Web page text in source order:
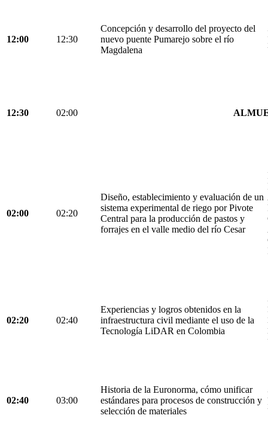
12:00 12:30
Concepción y desarrollo del proyecto del
nuevo puente Pumarejo sobre el río
Magdalena
12:30 02:00
02:00 02:20
Diseño, establecimiento y evaluación de un
sistema experimental de riego por Pivote
Central para la producción de pastos y
forrajes en el valle medio del río Cesar
02:20 02:40
Experiencias y logros obtenidos en la
infraestructura civil mediante el uso de la
Tecnología LiDAR en Colombia
02:40 03:00
Historia de la Euronorma, cómo unificar
estándares para procesos de construcción y
selección de materiales